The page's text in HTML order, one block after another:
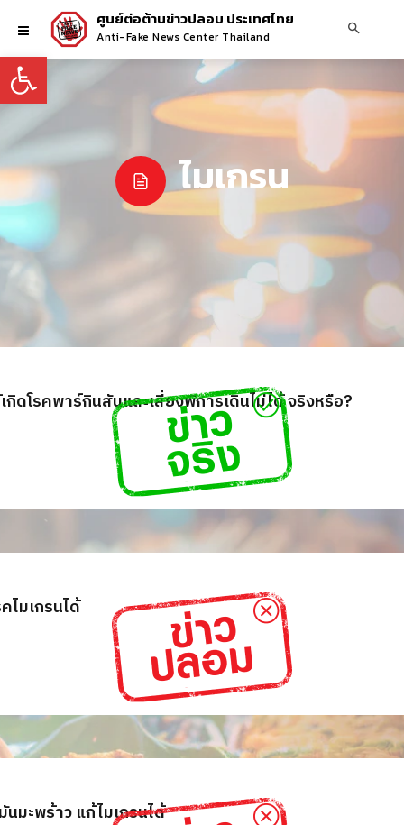
Open toolbar
ศูนย์ต่อต้านข่าวปลอม ประเทศไทย
Anti-Fake News Center Thailand
ไมเกรน
ดโรคพาร์กินสันและเสี่ยงพิการเดินไม่ได้ จริงหรือ?
ไมเกรนได้
มะพร้าว แก้ไมเกรนได้